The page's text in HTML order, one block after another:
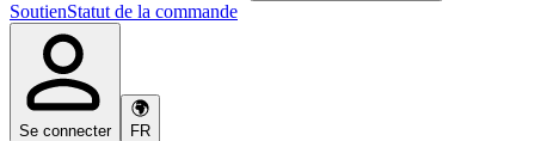
SoutienStatut de la commande
Se connecter FR